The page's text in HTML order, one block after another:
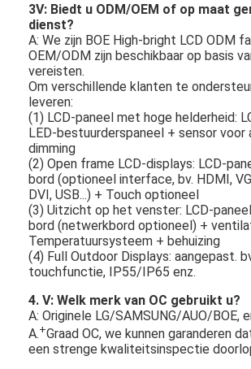
3V: Biedt u ODM/OEM of op maat
dienst?
A: We zijn BOE High-bright LCD ODM
OEM/ODM zijn beschikbaar op basis
vereisten.
Om verschillende klanten te
leveren:
(1) LCD-paneel met hoge helderheid:
LED-bestuurderspaneel + sensor voor
dimming
(2) Open frame LCD-displays: LCD-
bord (optioneel interface, bv. HDMI,
DVI, USB...) + Touch optioneel
(3) Uitzicht op het venster: LCD-
bord (netwerkbord optioneel) +
Temperatuursysteem + behuizing
(4) Full Outdoor Displays: aangepast.
touchfunctie, IP55/IP65 enz.
4. V: Welk merk van OC gebruikt u?
A: Originele LG/SAMSUNG/AUO/BOE,
A.+Graad OC, we kunnen garanderen
een strenge kwaliteitsinspectie